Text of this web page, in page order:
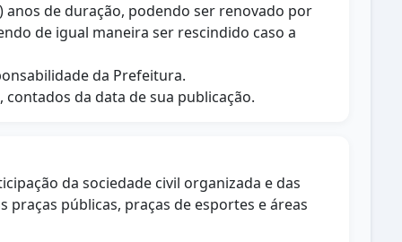
de duração, podendo ser renovado por
de igual maneira ser rescindido caso a
da Prefeitura.
da data de sua publicação.
da sociedade civil organizada e das
praças públicas, praças de esportes e áreas